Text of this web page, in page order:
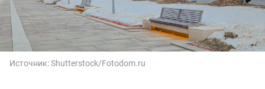
Источник:Shutterstock/Fotodom.ru